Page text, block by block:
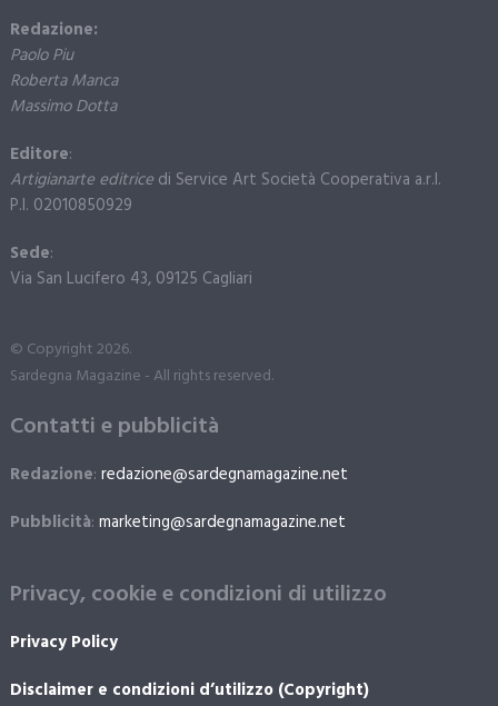
Redazione:
Paolo Piu
Roberta Manca
Massimo Dotta
Editore:
Artigianarte editricedi Service Art Società Cooperativa a.r.l.
P.I. 02010850929
Sede:
Via San Lucifero 43, 09125 Cagliari
© Copyright 2026.
Sardegna Magazine - All rights reserved.
Contatti e pubblicità
Redazione: redazione@sardegnamagazine.net
Pubblicità: marketing@sardegnamagazine.net
Privacy, cookie e condizioni di utilizzo
Privacy Policy
Disclaimer e condizioni d’utilizzo (Copyright)